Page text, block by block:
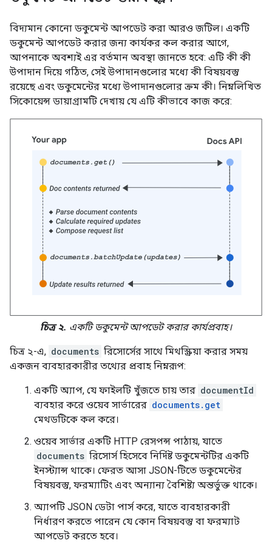
বিদ্যমান কোনো ডকুমেন্ট আপডেট করা আরও জটিল। একটি
ডকুমেন্ট আপডেট করার জন্য কার্যকর কল করার আগে,
আপনাকে অবশ্যই এর বর্তমান অবস্থা জানতে হবে: এটি কী কী
উপাদান দিয়ে গঠিত, সেই উপাদানগুলোর মধ্যে কী বিষয়বস্তু
রয়েছে এবং ডকুমেন্টের মধ্যে উপাদানগুলোর ক্রম কী। নিম্নলিখিত
সিকোয়েন্স ডায়াগ্রামটি দেখায় যে এটি কীভাবে কাজ করে:
চিত্র ২. একটি ডকুমেন্ট আপডেট করার কার্যপ্রবাহ।
চিত্র ২-এ, documents রিসোর্সের সাথে মিথস্ক্রিয়া করার সময়
একজন ব্যবহারকারীর তথ্যের প্রবাহ নিম্নরূপ:
একটি অ্যাপ, যে ফাইলটি খুঁজতে চায় তার documentId
ব্যবহার করে ওয়েব সার্ভারের documents.get
মেথডটিকে কল করে।
ওয়েব সার্ভার একটি HTTP রেসপন্স পাঠায়, যাতে
documents রিসোর্স হিসেবে নির্দিষ্ট ডকুমেন্টটির একটি
ইনস্ট্যান্স থাকে। ফেরত আসা JSON-টিতে ডকুমেন্টের
বিষয়বস্তু, ফরম্যাটিং এবং অন্যান্য বৈশিষ্ট্য অন্তর্ভুক্ত থাকে।
অ্যাপটি JSON ডেটা পার্স করে, যাতে ব্যবহারকারী
নির্ধারণ করতে পারেন যে কোন বিষয়বস্তু বা ফরম্যাট
আপডেট করতে হবে।